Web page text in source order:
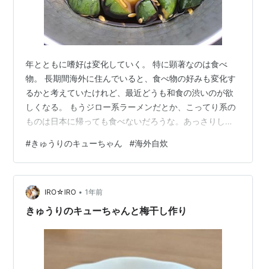
年とともに嗜好は変化していく。 特に顕著なのは食べ
物。 長期間海外に住んでいると、食べ物の好みも変化す
るかと考えていたけれど、最近どうも和食の渋いのが欲
しくなる。 もうジロー系ラーメンだとか、こってり系の
ものは日本に帰っても食べないだろうな。あっさりした
しかないんだよな、って事で キュウリのキューちゃん風
のヤツ 結構簡単にできるんですね。美味しくできまし
た。 あとはワカメの味噌汁でも作ればもうこれだけで十
分だ。 まあ、そうは言っても海外(欧州)なので時々大き
な肉の塊食べたりもするんですがね。
#きゅうりのキューちゃん #海外自炊
IRO☆IRO • 1年前
きゅうりのキューちゃんと梅干し作り